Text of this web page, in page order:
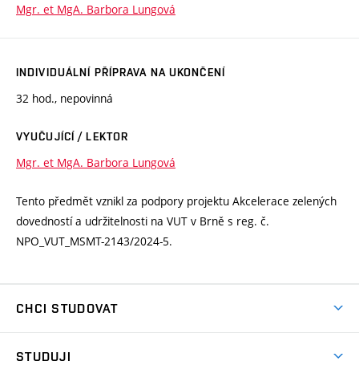
Mgr. et MgA. Barbora Lungová
INDIVIDUÁLNÍ PŘÍPRAVA NA UKONČENÍ
32 hod., nepovinná
VYUČUJÍCÍ / LEKTOR
Mgr. et MgA. Barbora Lungová
Tento předmět vznikl za podpory projektu Akcelerace zelených
dovedností a udržitelnosti na VUT v Brně s reg. č.
NPO_VUT_MSMT-2143/2024-5.
CHCI STUDOVAT
STUDUJI